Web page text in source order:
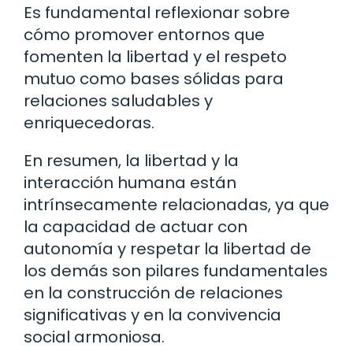
Es fundamental reflexionar sobre
cómo promover entornos que
fomenten la libertad y el respeto
mutuo como bases sólidas para
relaciones saludables y
enriquecedoras.
En resumen, la libertad y la
interacción humana están
intrínsecamente relacionadas, ya que
la capacidad de actuar con
autonomía y respetar la libertad de
los demás son pilares fundamentales
en la construcción de relaciones
significativas y en la convivencia
social armoniosa.